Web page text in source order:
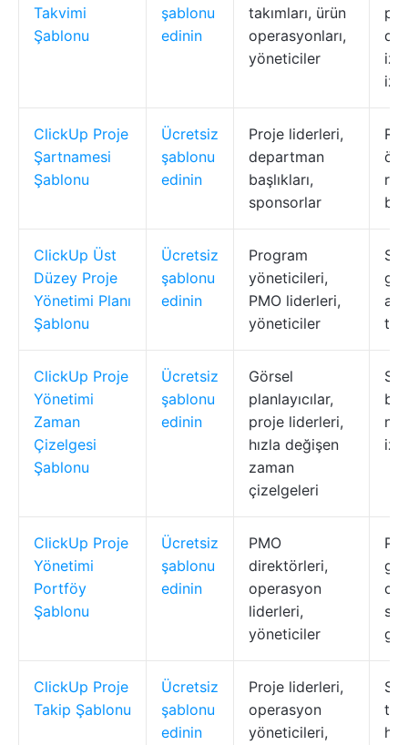
Takvimi
Şablonu
şablonu
edinin
takımları, ürün
operasyonları,
yöneticiler
ClickUp Proje
Şartnamesi
Şablonu
Ücretsiz
şablonu
edinin
Proje liderleri,
departman
başlıkları,
sponsorlar
ClickUp Üst
Düzey Proje
Yönetimi Planı
Şablonu
Ücretsiz
şablonu
edinin
Program
yöneticileri,
PMO liderleri,
yöneticiler
ClickUp Proje
Yönetimi
Zaman
Çizelgesi
Şablonu
Ücretsiz
şablonu
edinin
Görsel
planlayıcılar,
proje liderleri,
hızla değişen
zaman
çizelgeleri
ClickUp Proje
Yönetimi
Portföy
Şablonu
Ücretsiz
şablonu
edinin
PMO
direktörleri,
operasyon
liderleri,
yöneticiler
ClickUp Proje
Takip Şablonu
Ücretsiz
şablonu
edinin
Proje liderleri,
operasyon
yöneticileri,